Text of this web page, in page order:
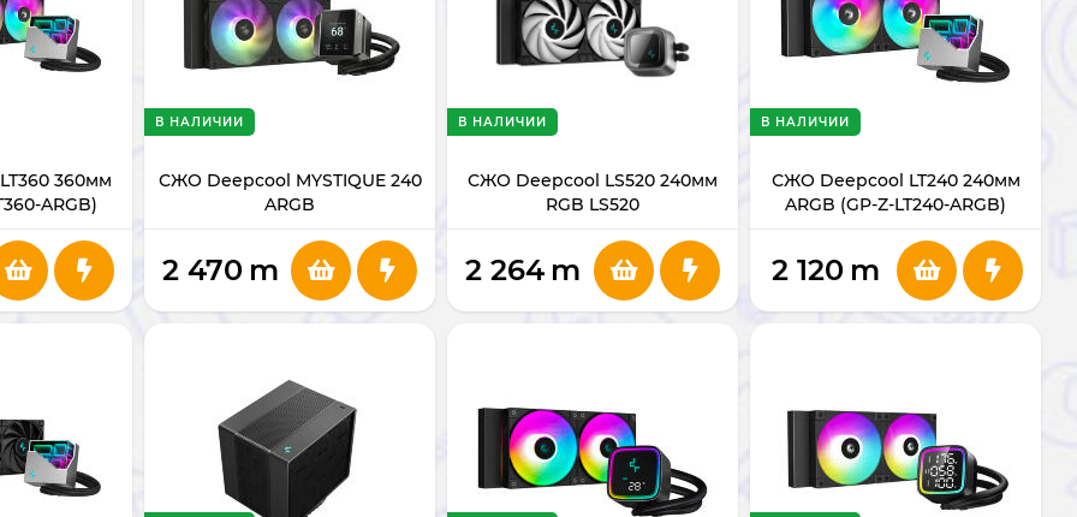
360мм
ARGB)
СЖО Deepcool MYSTIQUE 240
ARGB
В НАЛИЧИИ
2 470 m
СЖО Deepcool LS520 240мм
RGB LS520
В НАЛИЧИИ
2 264 m
СЖО Deepcool LT240 240мм
ARGB (GP-Z-LT240-ARGB)
В НАЛИЧИИ
2 120 m